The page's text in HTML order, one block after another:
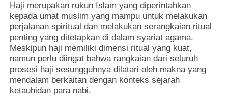
Haji merupakan rukun Islam yang diperintahkan
kepada umat muslim yang mampu untuk melakukan
perjalanan spiritual dan melakukan serangkaian ritual
penting yang ditetapkan di dalam syariat agama.
Meskipun haji memiliki dimensi ritual yang kuat,
namun perlu diingat bahwa rangkaian dari seluruh
prosesi haji sesungguhnya dilatari oleh makna yang
mendalam berkaitan dengan konteks sejarah
ketauhidan para nabi.